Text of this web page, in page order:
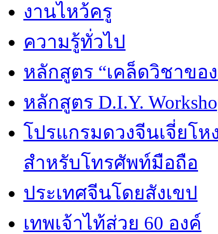
งานไหว้ครู
ความรู้ทั่วไป
หลักสูตร “เคล็ดวิชาขอ
หลักสูตร D.I.Y.
โปรแกรมดวงจีนเจี่ยโห
สำหรับโทรศัพท์มือถือ
ประเทศจีนโดยสังเขป
เทพเจ้าไท้ส่วย 60 องค์